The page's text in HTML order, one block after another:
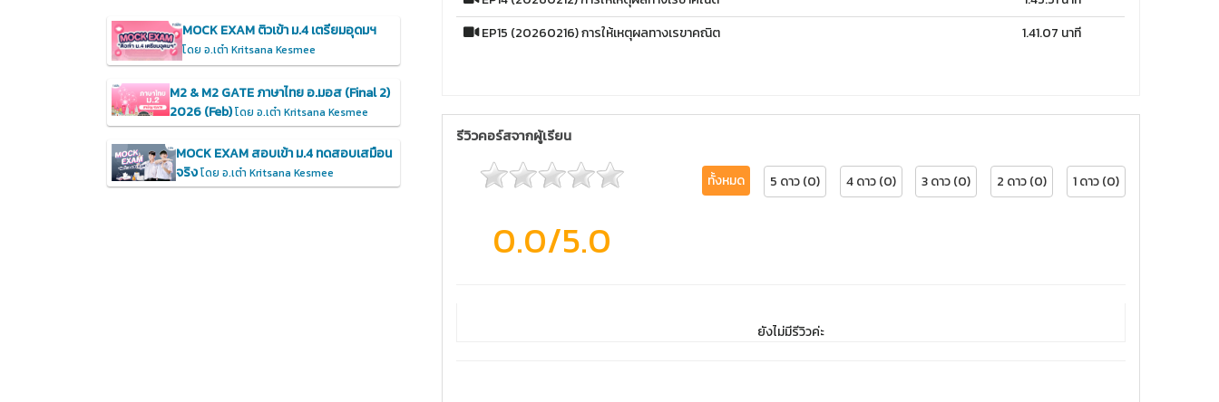
EP15 (20260216) การให้เหตุผลทางเรขาคณิต
1.41.07 นาที
รีวิวคอร์สจากผู้เรียน
0.0/5.0
ทั้งหมด 5 ดาว (0) 4 ดาว (0) 3 ดาว (0) 2 ดาว (0) 1 ดาว (0)
ยังไม่มีรีวิวค่ะ
MOCK EXAM ติวเข้า ม.4 เตรียมอุดมฯ
โดย อ.เต๋า Kritsana Kesmee
M2 & M2 GATE ภาษาไทย อ.มอส (Final 2)
2026 (Feb)โดย อ.เต๋า Kritsana Kesmee
MOCK EXAM สอบเข้า ม.4 ทดสอบเสมือน
จริงโดย อ.เต๋า Kritsana Kesmee